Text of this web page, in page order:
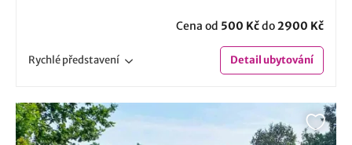
Cena od 500 Kčdo2900 Kč
Rychlépředstavení Detailubytování